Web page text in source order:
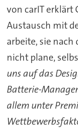
von carIT erklärt
Austausch mit
arbeite, sie
nicht plane,
uns auf das
Batterie-
allem unter